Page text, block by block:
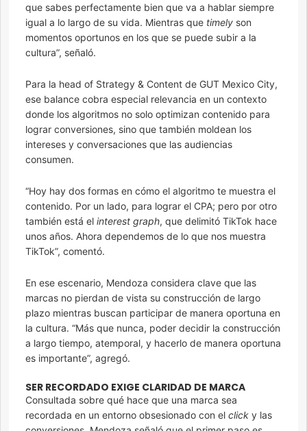
que sabes perfectamente bien que va a hablar siempre
igual a lo largo de su vida. Mientras que timely son
momentos oportunos en los que se puede subir a la
cultura”, señaló.
Para la head of Strategy & Content de GUT Mexico City,
ese balance cobra especial relevancia en un contexto
donde los algoritmos no solo optimizan contenido para
lograr conversiones, sino que también moldean los
intereses y conversaciones que las audiencias
consumen.
“Hoy hay dos formas en cómo el algoritmo te muestra el
contenido. Por un lado, para lograr el CPA; pero por otro
también está el interest graph, que delimitó TikTok hace
unos años. Ahora dependemos de lo que nos muestra
TikTok”, comentó.
En ese escenario, Mendoza considera clave que las
marcas no pierdan de vista su construcción de largo
plazo mientras buscan participar de manera oportuna en
la cultura. “Más que nunca, poder decidir la construcción
a largo tiempo, atemporal, y hacerlo de manera oportuna
es importante”, agregó.
SER RECORDADO EXIGE CLARIDAD DE MARCA
Consultada sobre qué hace que una marca sea
recordada en un entorno obsesionado con el click y las